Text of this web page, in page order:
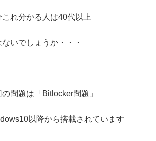
これ分かる人は40代以上
ないでしょうか・・・
問題は「Bitlocker問題」
以降から搭載されています